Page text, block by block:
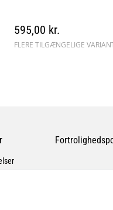
595,00 kr.
FLERE TILGÆNGELIGE